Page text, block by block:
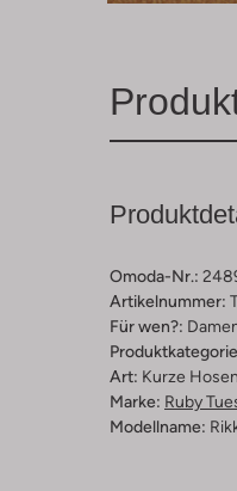
Omoda-Nr.:
Artikelnummer:
Für wen?:
Art: Kurze Hosen
Marke: Ruby
Modellname: